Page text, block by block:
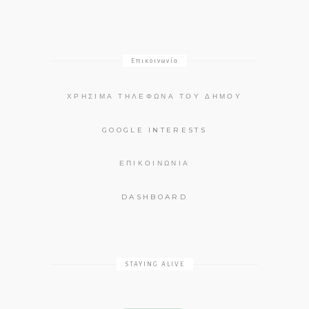
Επικοινωνία
ΧΡΉΣΙΜΑ ΤΗΛΈΦΩΝΑ ΤΟΥ ΔΉΜΟΥ
GOOGLE INTERESTS
ΕΠΙΚΟΙΝΩΝΊΑ
DASHBOARD
STAYING ALIVE